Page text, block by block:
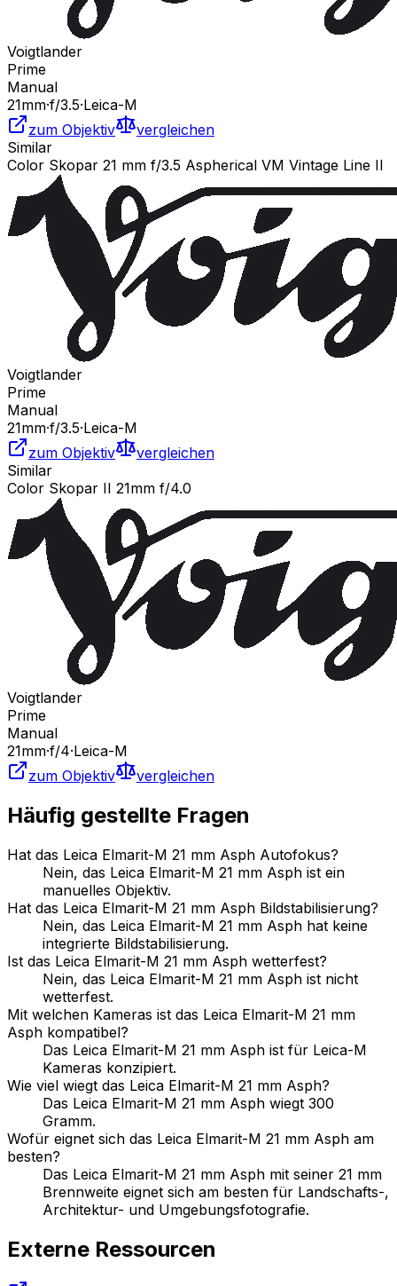
Voigtlander
Prime
Manual
21mm·f/3.5·Leica-M
zum Objektiv
vergleichen
Similar
Color Skopar 21 mm f/3.5 Aspherical VM Vintage Line II
Voigtlander
Prime
Manual
21mm·f/3.5·Leica-M
zum Objektiv
vergleichen
Similar
Color Skopar II 21mm f/4.0
Voigtlander
Prime
Manual
21mm·f/4·Leica-M
zum Objektiv
vergleichen
Häufig gestellte Fragen
Hat das Leica Elmarit-M 21 mm Asph Autofokus?
Nein, das Leica Elmarit-M 21 mm Asph ist ein
manuelles Objektiv.
Hat das Leica Elmarit-M 21 mm Asph Bildstabilisierung?
Nein, das Leica Elmarit-M 21 mm Asph hat keine
integrierte Bildstabilisierung.
Ist das Leica Elmarit-M 21 mm Asph wetterfest?
Nein, das Leica Elmarit-M 21 mm Asph ist nicht
wetterfest.
Mit welchen Kameras ist das Leica Elmarit-M 21 mm
Asph kompatibel?
Das Leica Elmarit-M 21 mm Asph ist für Leica-M
Kameras konzipiert.
Wie viel wiegt das Leica Elmarit-M 21 mm Asph?
Das Leica Elmarit-M 21 mm Asph wiegt 300
Gramm.
Wofür eignet sich das Leica Elmarit-M 21 mm Asph am
besten?
Das Leica Elmarit-M 21 mm Asph mit seiner 21 mm
Brennweite eignet sich am besten für Landschafts-,
Architektur- und Umgebungsfotografie.
Externe Ressourcen